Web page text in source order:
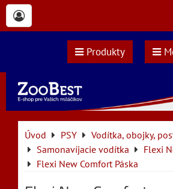
Produkty
Úvod PSY
Vodítka, obojky,
Samonavíjacie vodítka
Flexi
Flexi New Comfort Páska